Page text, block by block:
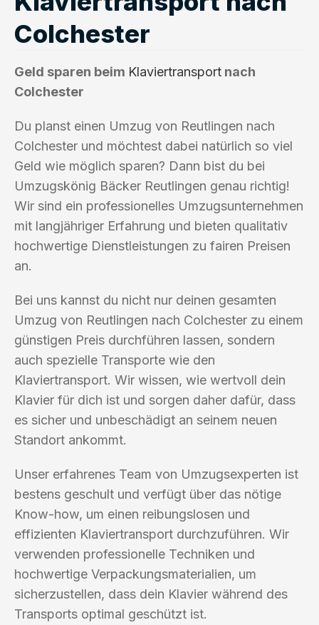
Colchester
Geld sparen beim Klaviertransport nach
Colchester
Du planst einen Umzug von Reutlingen nach
Colchester und möchtest dabei natürlich so viel
Geld wie möglich sparen? Dann bist du bei
Umzugskönig Bäcker Reutlingen genau richtig!
Wir sind ein professionelles Umzugsunternehmen
mit langjähriger Erfahrung und bieten qualitativ
hochwertige Dienstleistungen zu fairen Preisen
an.
Bei uns kannst du nicht nur deinen gesamten
Umzug von Reutlingen nach Colchester zu einem
günstigen Preis durchführen lassen, sondern
auch spezielle Transporte wie den
Klaviertransport. Wir wissen, wie wertvoll dein
Klavier für dich ist und sorgen daher dafür, dass
es sicher und unbeschädigt an seinem neuen
Standort ankommt.
Unser erfahrenes Team von Umzugsexperten ist
bestens geschult und verfügt über das nötige
Know-how, um einen reibungslosen und
effizienten Klaviertransport durchzuführen. Wir
verwenden professionelle Techniken und
hochwertige Verpackungsmaterialien, um
sicherzustellen, dass dein Klavier während des
Transports optimal geschützt ist.